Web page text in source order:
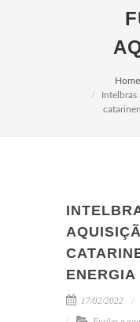
Home
Intelbras
17/02/2022